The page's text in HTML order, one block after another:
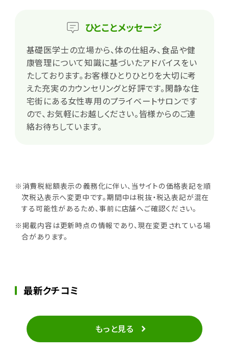
ひとことメッセージ
基礎医学士の立場から、体の仕組み、食品や健
康管理について知識に基づいたアドバイスをい
たしております。お客様ひとりひとりを大切に考
えた充実のカウンセリングと好評です。閑静な住
宅街にある女性専用のプライベートサロンです
ので、お気軽にお越しください。皆様からのご連
絡お待ちしています。
※消費税総額表示の義務化に伴い、当サイトの価格表記を順
次税込表示へ変更中です。期間中は税抜・税込表記が混在
する可能性があるため、事前に店舗へご確認ください。
※掲載内容は更新時点の情報であり、現在変更されている場
合があります。
最新クチコミ
もっと見る